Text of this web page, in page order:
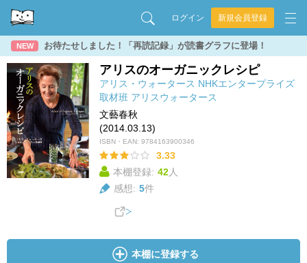
ログイン 新規会員登録
NEW お待たせしました！「再読記録」が読書グラフに登場！
アリスのオーガニックレシピ
アリス・ウォータース NHKエンタープライズ
取材班 アリスウォータース
文藝春秋
(2014.03.13)
ISBN・EAN: 9784163900346
3.33
本棚登録: 42人
感想: 5件
本棚に登録する